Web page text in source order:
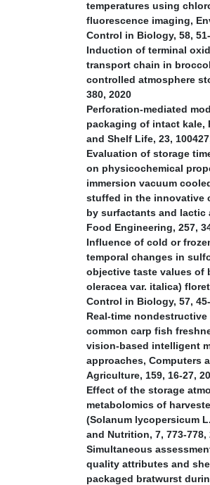
temperatures using
fluorescence imaging,
Control in Biology, 58,
Induction of terminal
transport chain in
controlled atmosphere
380, 2020
Perforation-mediated
packaging of intact kale,
and Shelf Life, 23,
Evaluation of storage
on physicochemical
immersion vacuum
stuffed in the innovative
by surfactants and lactic
Food Engineering, 257,
Influence of cold or
temporal changes in
objective taste values of
oleracea var. italica)
Control in Biology, 57,
Real-time
common carp fish
vision-based intelligent
approaches, Computers
Agriculture, 159, 16-27,
Effect of the storage
metabolomics of
(Solanum lycopersicum
and Nutrition, 7, 773-778,
Simultaneous
quality attributes and
packaged bratwurst